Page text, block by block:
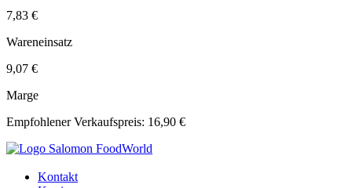
7,83 €
Wareneinsatz
9,07 €
Marge
Empfohlener Verkaufspreis: 16,90 €
Kontakt